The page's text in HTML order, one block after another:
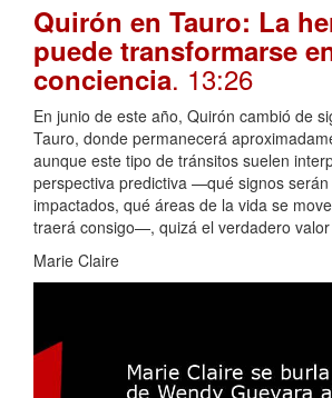
Quirón en Tauro: La
puede transformarse
conciencia. 13:26
En junio de este año, Quirón cambió de
Tauro, donde permanecerá
aunque este tipo de tránsitos suelen
perspectiva predictiva —qué signos
impactados, qué áreas de la vida se
traerá consigo—, quizá el verdadero
Marie Claire